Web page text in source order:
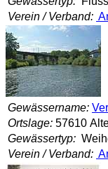
Verein / Verband:
Gewässername:
Ortslage: 57610
Gewässertyp:
Verein / Verband: